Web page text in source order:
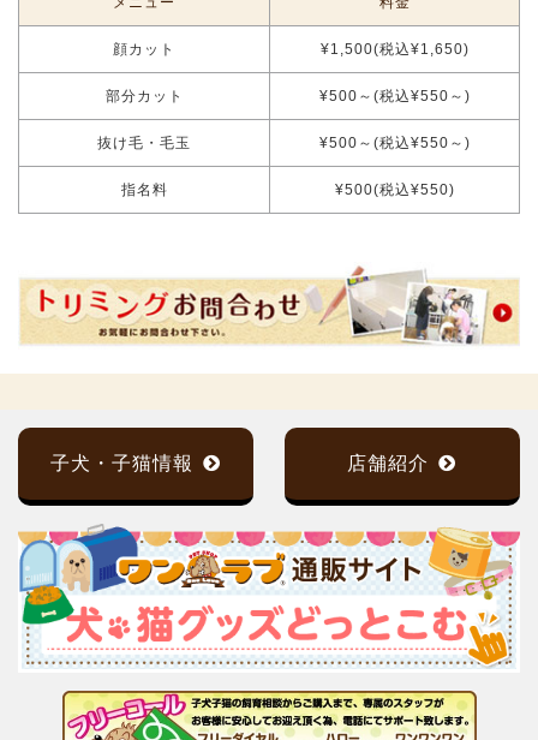
顔カット ¥1,500(税込¥1,650)
部分カット ¥500～(税込¥550～)
抜け毛・毛玉 ¥500～(税込¥550～)
指名料 ¥500(税込¥550)
子犬・子猫情報 店舗紹介